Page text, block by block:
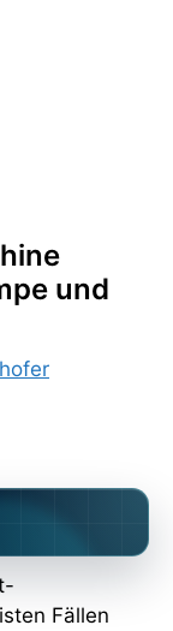
und
Fällen